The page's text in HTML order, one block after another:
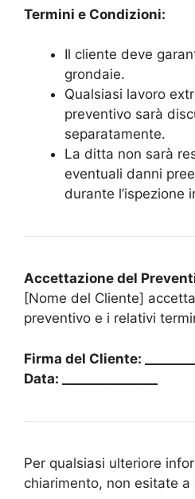
Termini e Condizioni:
Il cliente deve
grondaie.
Qualsiasi lavoro
preventivo sarà
separatamente.
La ditta non sarà
eventuali danni
durante l’ispezione
Accettazione del
[Nome del Cliente]
preventivo e i relativi
Firma del Cliente:
Data: _______________
Per qualsiasi ulteriore
chiarimento, non esitate